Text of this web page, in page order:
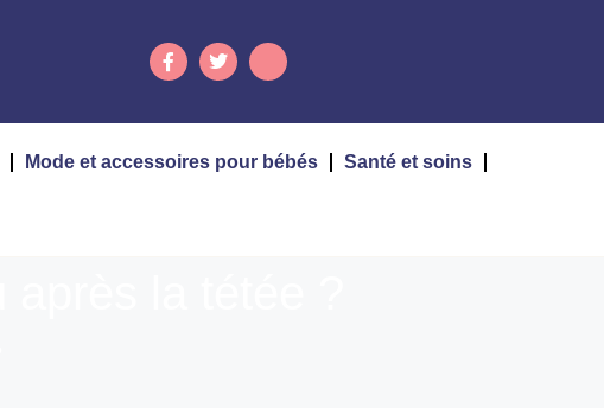
Mode et accessoires pour bébés Santé et soins